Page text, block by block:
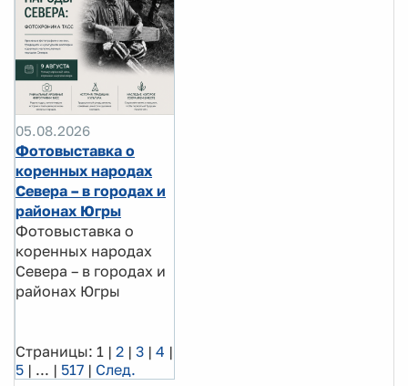
05.08.2026
Фотовыставка о
коренных народах
Севера – в городах и
районах Югры
Фотовыставка о
коренных народах
Севера – в городах и
районах Югры
Страницы: 1 | 2 | 3 | 4 |
5 | ... | 517 | След.